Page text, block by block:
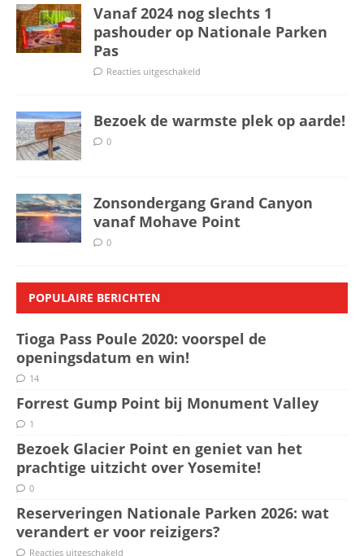
Vanaf 2024 nog slechts 1
pashouder op Nationale Parken
Pas
Reacties uitgeschakeld
Bezoek de warmste plek op aarde!
0
Zonsondergang Grand Canyon
vanaf Mohave Point
0
POPULAIRE BERICHTEN
Tioga Pass Poule 2020: voorspel de
openingsdatum en win!
14
Forrest Gump Point bij Monument Valley
1
Bezoek Glacier Point en geniet van het
prachtige uitzicht over Yosemite!
0
Reserveringen Nationale Parken 2026: wat
verandert er voor reizigers?
Reacties uitgeschakeld